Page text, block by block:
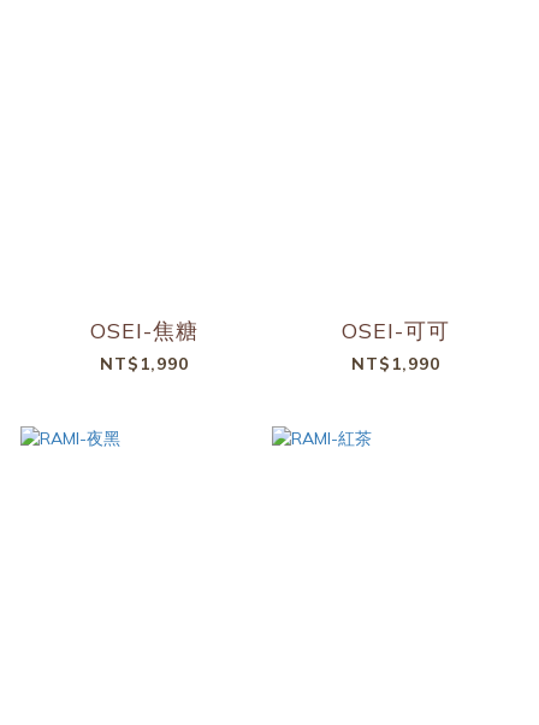
OSEI-焦糖
NT$1,990
OSEI-可可
NT$1,990